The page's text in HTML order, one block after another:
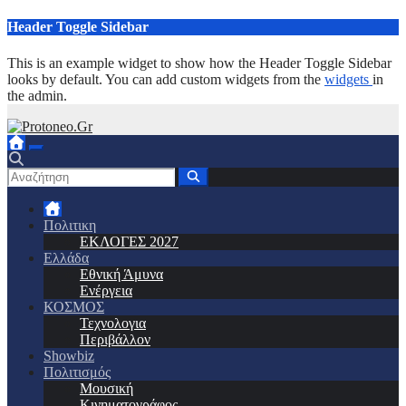
Μετάβαση
περιεχόμενο
Header Toggle Sidebar
This is an example widget to show how the Header Toggle Sidebar
looks by default. You can add custom widgets from the widgets in
the admin.
Πολιτικη
ΕΚΛΟΓΕΣ 2027
Ελλάδα
Εθνική Άμυνα
Ενέργεια
ΚΟΣΜΟΣ
Τεχνολογια
Περιβάλλον
Showbiz
Πολιτισμός
Μουσική